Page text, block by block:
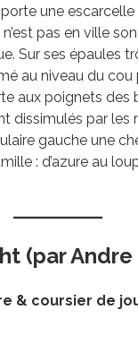
une
pas en ville
Sur ses épaules
au niveau du cou
aux poignets des
dissimulés par les
gauche une
: d’azure au
(par Andre
& coursier de